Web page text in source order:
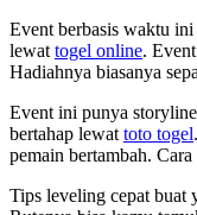
Event berbasis waktu
lewat togel online.
Hadiahnya biasanya
Event ini punya
bertahap lewat toto togel
pemain bertambah.
Tips leveling cepat buat